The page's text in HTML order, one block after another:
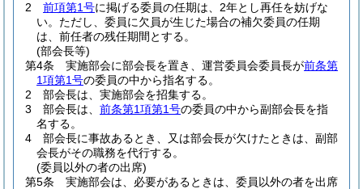
2
前項第1号に掲げる委員の任期は、2年とし再任を妨げな
い。 ただし、委員に欠員が生じた場合の補欠委員の任期
は、前任者の残任期間とする。
(部会長等)
第4条
実施部会に部会長を置き、運営委員会委員長が前条第
1項第1号の委員の中から指名する。
2
部会長は、実施部会を招集する。
3
部会長は、 前条第1項第1号の委員の中から副部会長を指
名する。
4
部会長に事故あるとき、又は部会長が欠けたときは、副部
会長がその職務を代行する。
(委員以外の者の出席)
第5条
実施部会は、必要があるときは、委員以外の者を出席